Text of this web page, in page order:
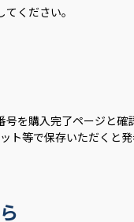
ください。
を購入完了ページと確
ト等で保存いただくと発